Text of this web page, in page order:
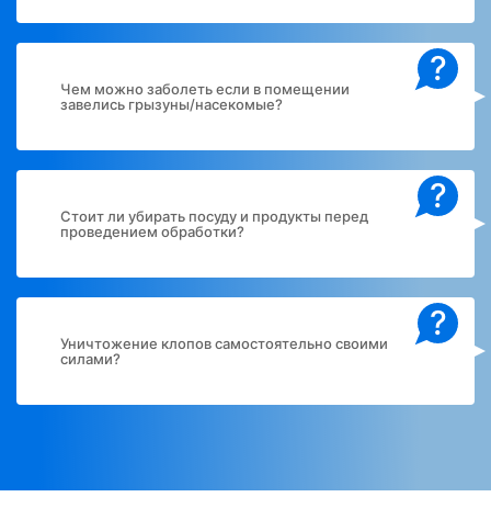
?
Чем можно заболеть если в помещении
завелись грызуны/насекомые?
?
Стоит ли убирать посуду и продукты перед
проведением обработки?
?
Уничтожение клопов самостоятельно своими
силами?